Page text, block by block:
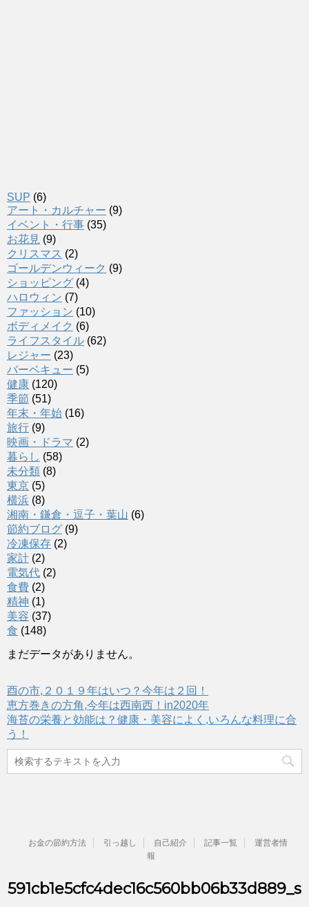
SUP (6)
アート・カルチャー (9)
イベント・行事 (35)
お花見 (9)
クリスマス (2)
ゴールデンウィーク (9)
ショッピング (4)
ハロウィン (7)
ファッション (10)
ボディメイク (6)
ライフスタイル (62)
レジャー (23)
バーベキュー (5)
健康 (120)
季節 (51)
年末・年始 (16)
旅行 (9)
映画・ドラマ (2)
暮らし (58)
未分類 (8)
東京 (5)
横浜 (8)
湘南・鎌倉・逗子・葉山 (6)
節約ブログ (9)
冷凍保存 (2)
家計 (2)
電気代 (2)
食費 (2)
精神 (1)
美容 (37)
食 (148)
まだデータがありません。
酉の市,２０１９年はいつ？今年は２回！
恵方巻きの方角,今年は西南西！in2020年
海苔の栄養と効能は？健康・美容によく,いろんな料理に合
う！
お金の節約方法 引っ越し 自己紹介 記事一覧
運営者情
報
591cb1e5cfc4dec16c560bb06b33d889_s